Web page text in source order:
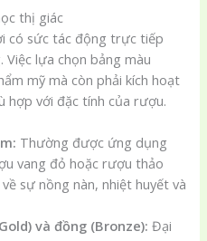
thị giác
có sức tác động trực tiếp
Việc lựa chọn bảng màu
mỹ mà còn phải kích hoạt
hợp với đặc tính của rượu.
Thường được ứng dụng
vang đỏ hoặc rượu thảo
sự nồng nàn, nhiệt huyết và
và đồng (Bronze): Đại